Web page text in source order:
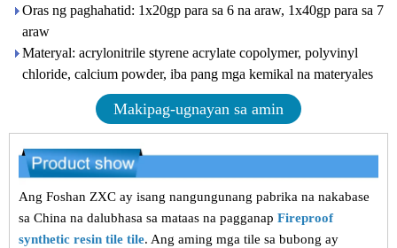
Oras ng paghahatid: 1x20gp para sa 6 na araw, 1x40gp para sa 7
araw
Materyal: acrylonitrile styrene acrylate copolymer, polyvinyl
chloride, calcium powder, iba pang mga kemikal na materyales
Makipag-ugnayan sa amin
Ang Foshan ZXC ay isang nangungunang pabrika na nakabase
sa China na dalubhasa sa mataas na pagganap Fireproof
synthetic resin tile tile. Ang aming mga tile sa bubong ay